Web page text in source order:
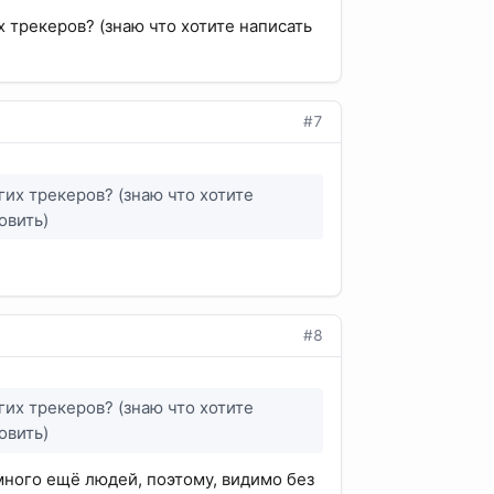
(знаю что хотите написать
#7
трекеров? (знаю что хотите
#8
трекеров? (знаю что хотите
ещё людей, поэтому, видимо без